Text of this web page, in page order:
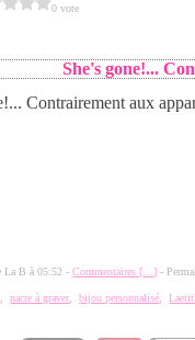
0 vote
She's gone!...
La B à 05:52 -Commentaires [ …] -
,nacre à graver,bijou personnalisé ,